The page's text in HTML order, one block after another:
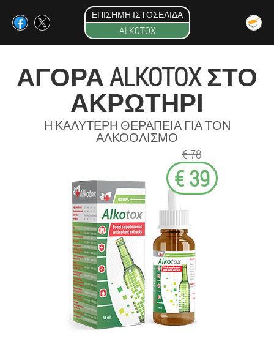
ΕΠΊΣΗΜΗ ΙΣΤΟΣΕΛΊΔΑ
ALKOTOX
ΑΓΟΡΆ ALKOTOX ΣΤΟ
ΑΚΡΩΤΉΡΙ
Η ΚΑΛΎΤΕΡΗ ΘΕΡΑΠΕΊΑ ΓΙΑ ΤΟΝ
ΑΛΚΟΟΛΙΣΜΌ
€ 78
€ 39